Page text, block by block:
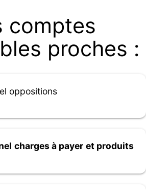
comptes
proches :
oppositions
charges à payer et produits